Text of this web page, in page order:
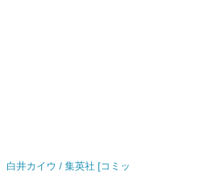
白井カイウ / 集英社 [コミッ